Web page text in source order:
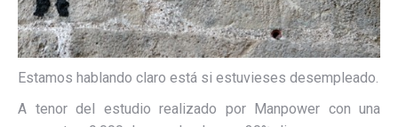
Estamos hablando claro está si estuvieses desempleado.
A tenor del estudio realizado por Manpower con una